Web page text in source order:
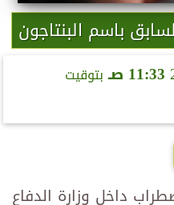
باسم البنتاجون
11:33 صـ
بتوقيت
داخل وزارة الدفاع